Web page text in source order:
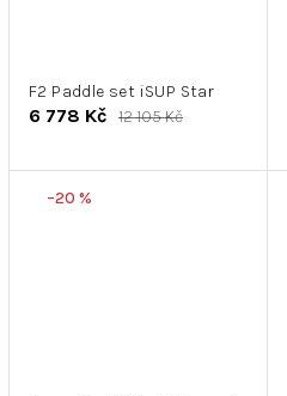
F2 Paddle set iSUP Star
6 778 Kč 12 105 Kč
–20 %